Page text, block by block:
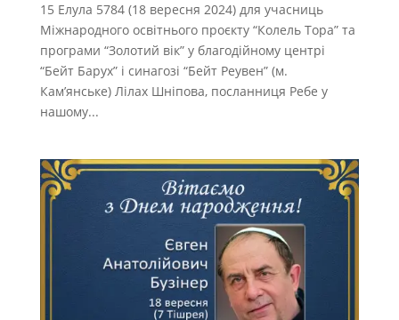
15 Елула 5784 (18 вересня 2024) для учасниць
Міжнародного освітнього проєкту “Колель Тора” та
програми “Золотий вік” у благодійному центрі
“Бейт Барух” і синагозі “Бейт Реувен” (м.
Кам’янське) Лілах Шніпова, посланниця Ребе у
нашому...